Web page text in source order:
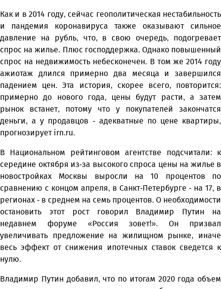
Как и в 2014 году, сейчас геополитическая нестабильность
и пандемия коронавируса также оказывают сильное
давление на рубль, что, в свою очередь, подогревает
спрос на жилье. Плюс господдержка. Однако повышенный
спрос на недвижимость небесконечен. В том же 2014 году
ажиотаж длился примерно два месяца и завершился
падением цен. Эта история, скорее всего, повторится:
примерно до нового года, цены будут расти, а затем
рынок встанет, потому что у покупателей закончатся
деньги, а у продавцов - адекватные по цене квартиры,
прогнозирует irn.ru.
В Национальном рейтинговом агентстве подсчитали: к
середине октября из-за высокого спроса цены на жилье в
новостройках Москвы выросли на 10 процентов по
сравнению с концом апреля, в Санкт-Петербурге - на 17, в
регионах - в среднем на семь процентов. О необходимости
остановить этот рост говорил Владимир Путин на
недавнем форуме «Россия зовет!». Он призвал
увеличивать предложение на жилищном рынке, иначе
весь эффект от снижения ипотечных ставок сведется к
нулю.
Владимир Путин добавил, что по итогам 2020 года объем